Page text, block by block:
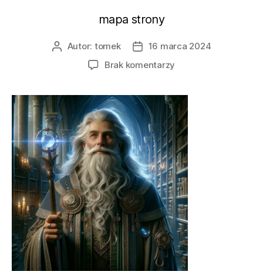
mapa strony
AutorAutor: tomek
Data
wpisu
16 marca 2024
Brak komentarzy